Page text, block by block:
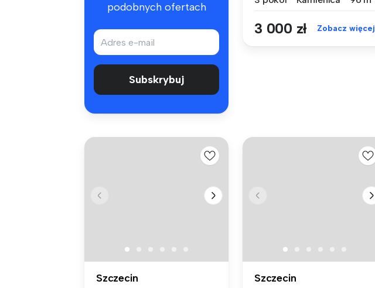
podobnych ofertach
Subskrybuj
3 000 zł Zobacz więcej
Szczecin Szczecin